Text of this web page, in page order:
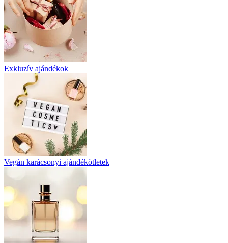
Exkluzív ajándékok
Vegán karácsonyi ajándékötletek